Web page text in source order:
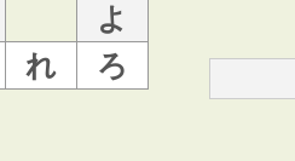
よ
れ
ろ